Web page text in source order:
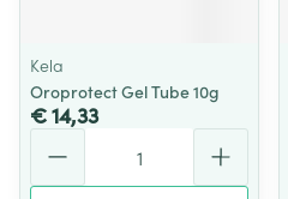
Kela
Oroprotect Gel Tube 10g
€ 14,33